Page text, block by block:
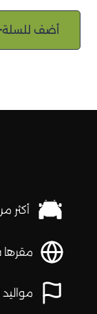
أضف للسلة
أكثر من
مقرها في
مواليد